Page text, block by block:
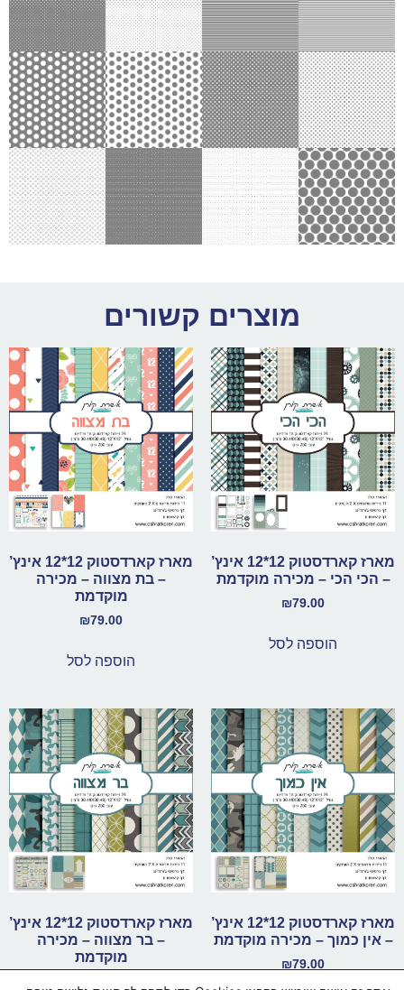
מוצרים קשורים
מארז קארדסטוק 12*12 אינץ’
– הכי הכי – מכירה מוקדמת
₪79.00
הוספה לסל
מארז קארדסטוק 12*12 אינץ’
– בת מצווה – מכירה
מוקדמת
₪79.00
הוספה לסל
מארז קארדסטוק 12*12 אינץ’
– אין כמוך – מכירה מוקדמת
₪79.00
מארז קארדסטוק 12*12 אינץ’
– בר מצווה – מכירה
מוקדמת